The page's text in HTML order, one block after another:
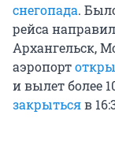
снегопада.
рейса
Архангельск,
аэропорт
и вылет более
закрытьсяв